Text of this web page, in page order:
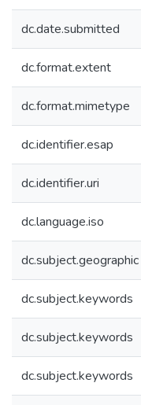
dc.date.submitted
dc.format.extent
dc.format.mimetype
dc.identifier.esap
dc.identifier.uri
dc.language.iso
dc.subject.geographic
dc.subject.keywords
dc.subject.keywords
dc.subject.keywords